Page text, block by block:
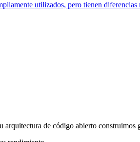
utilizados, pero tienen
de código abierto